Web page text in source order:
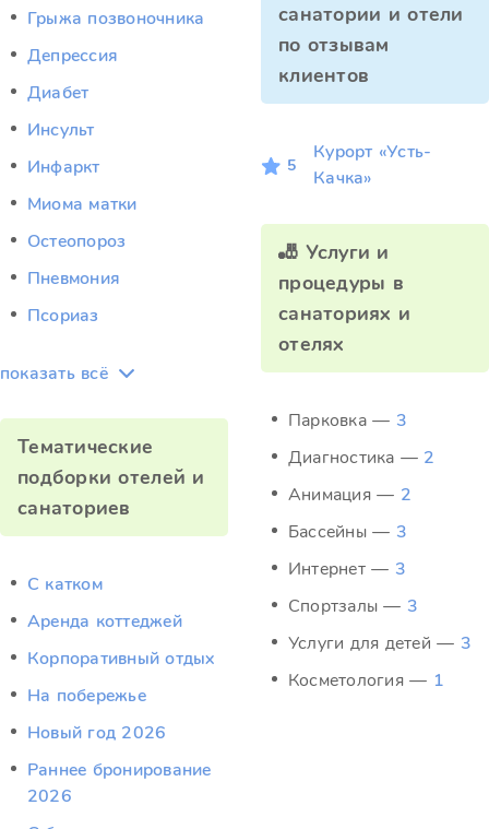
Грыжа позвоночника
Депрессия
Диабет
Инсульт
Инфаркт
Миома матки
Остеопороз
Пневмония
Псориаз
показать всё
Тематические
подборки отелей и
санаториев
C катком
Аренда коттеджей
Корпоративный отдых
На побережье
Новый год 2026
Раннее бронирование
2026
санатории и отели
по отзывам
клиентов
5
Курорт «Усть-
Качка»
🎳 Услуги и
процедуры в
санаториях и
отелях
Парковка — 3
Диагностика — 2
Анимация — 2
Бассейны — 3
Интернет — 3
Спортзалы — 3
Услуги для детей — 3
Косметология — 1